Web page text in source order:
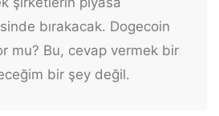
bırakacak. Dogecoin
mu? Bu, cevap vermek bir
bir şey değil.